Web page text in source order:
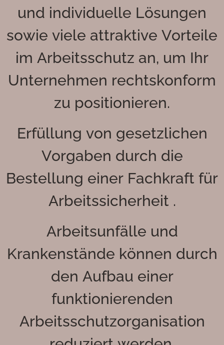
und individuelle Lösungen
sowie viele attraktive Vorteile
im Arbeitsschutz an, um Ihr
Unternehmen rechtskonform
zu positionieren.
Erfüllung von gesetzlichen
Vorgaben durch die
Bestellung einer Fachkraft für
Arbeitssicherheit .
Arbeitsunfälle und
Krankenstände können durch
den Aufbau einer
funktionierenden
Arbeitsschutzorganisation